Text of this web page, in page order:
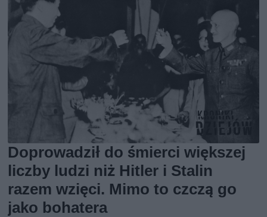
Doprowadził do śmierci większej
liczby ludzi niż Hitler i Stalin
razem wzięci. Mimo to czczą go
jako bohatera